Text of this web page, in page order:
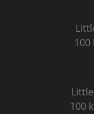
100